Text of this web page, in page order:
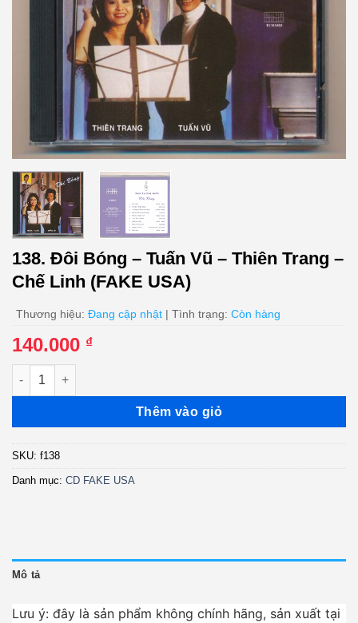
138. Đôi Bóng – Tuấn Vũ – Thiên Trang –
Chế Linh (FAKE USA)
Thương hiệu: Đang cập nhật | Tình trạng: Còn hàng
140.000 ₫
138. Đôi Bóng - Tuấn Vũ - Thiên Trang - Chế Linh (FAKE USA)
Thêm vào giỏ
SKU: f138
Danh mục: CD FAKE USA
Mô tả
Lưu ý: đây là sản phẩm không chính hãng, sản xuất tại